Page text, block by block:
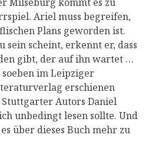
Ariel muss begreifen,
Plans geworden ist.
sein scheint, erkennt er, dass
gibt, der auf ihn wartet …
im Leipziger
erschienen
Autors Daniel
unbedingt lesen sollte. Und
über dieses Buch mehr zu